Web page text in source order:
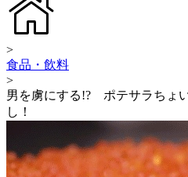
>
食品・飲料
>
男を虜にする!? ポテサラちょ
し！